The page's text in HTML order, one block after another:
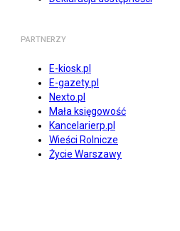
PARTNERZY
E-kiosk.pl
E-gazety.pl
Nexto.pl
Mała księgowość
Kancelarierp.pl
Wieści Rolnicze
Życie Warszawy